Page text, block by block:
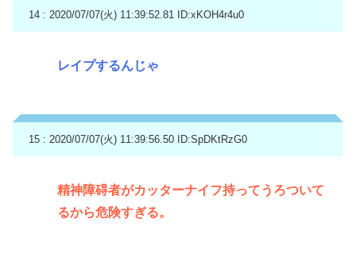
14 : 2020/07/07(火) 11:39:52.81 ID:xKOH4r4u0
レイプするんじゃ
15 : 2020/07/07(火) 11:39:56.50 ID:SpDKtRzG0
精神障碍者がカッターナイフ持ってうろついて
るから危険すぎる。